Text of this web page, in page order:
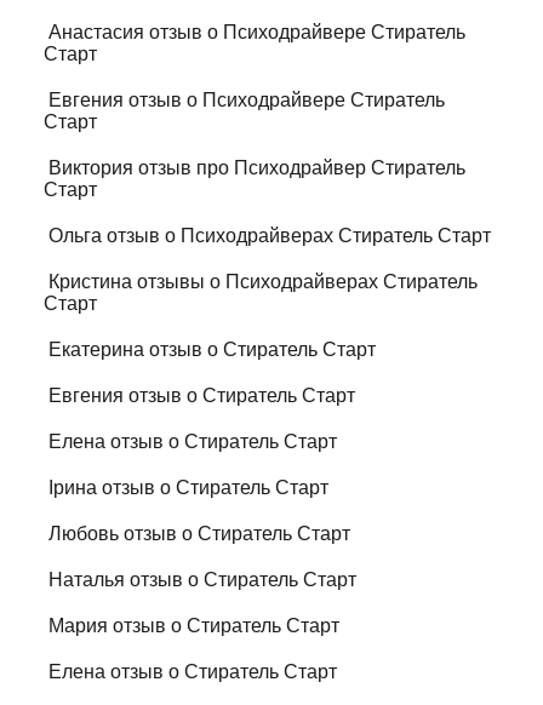
Анастасия отзыв о Психодрайвере Стиратель
Старт
Евгения отзыв о Психодрайвере Стиратель
Старт
Виктория отзыв про Психодрайвер Стиратель
Старт
Ольга отзыв о Психодрайверах Стиратель Старт
Кристина отзывы о Психодрайверах Стиратель
Старт
Екатерина отзыв о Стиратель Старт
Евгения отзыв о Стиратель Старт
Елена отзыв о Стиратель Старт
Ірина отзыв о Стиратель Старт
Любовь отзыв о Стиратель Старт
Наталья отзыв о Стиратель Старт
Мария отзыв о Стиратель Старт
Елена отзыв о Стиратель Старт